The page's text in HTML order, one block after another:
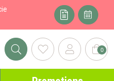
Votre export 0